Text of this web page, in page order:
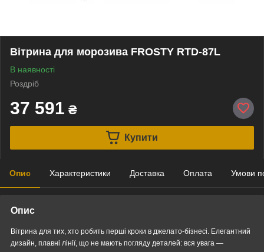
Вітрина для морозива FROSTY RTD-87L
В наявності
Роздріб
37 591 ₴
Купити
Опис Характеристики Доставка Оплата Умови
Опис
Вітрина для тих, хто робить перші кроки в джелато-бізнесі. Елегантний
дизайн, плавні лінії, що не мають погляду деталей: вся увага —